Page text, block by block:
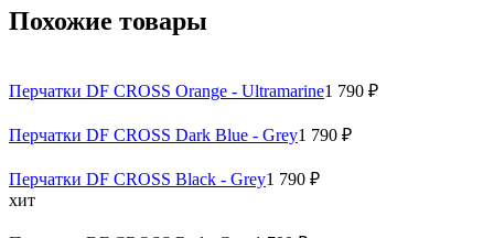
Похожие товары
Перчатки DF CROSS Orange - Ultramarine1 790 ₽
Перчатки DF CROSS Dark Blue - Grey1 790 ₽
Перчатки DF CROSS Black - Grey1 790 ₽
хит